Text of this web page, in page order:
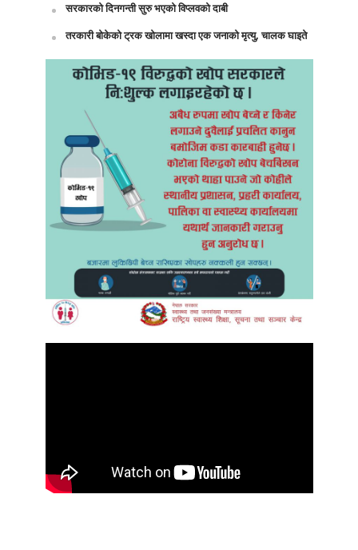
सरकारको दिनगन्ती सुरु भएको विप्लवको दाबी
तरकारी बोकेको ट्रक खोलामा खस्दा एक जनाको मृत्यु, चालक घाइते